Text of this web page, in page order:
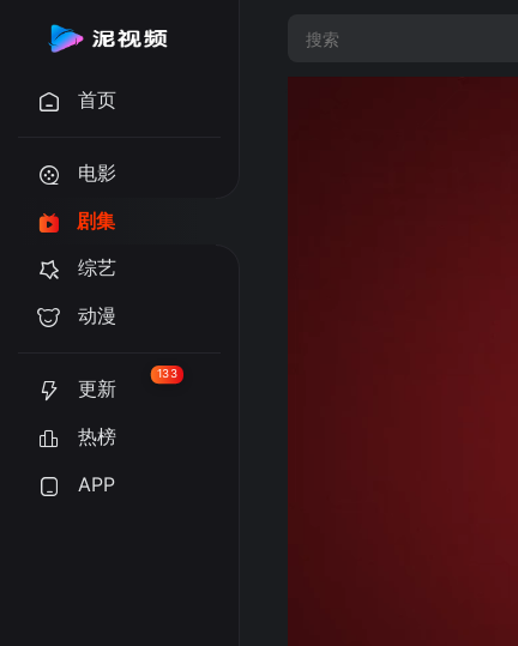
首页
电影
剧集
综艺
动漫
更新
133
热榜
APP